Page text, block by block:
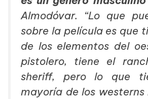
Almodóvar. “Lo que
sobre la película es que
de los elementos del
pistolero, tiene el
sheriff, pero lo que
mayoría de los westerns